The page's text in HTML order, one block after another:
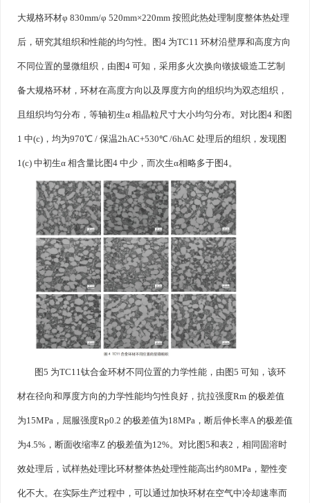
大规格环材φ 830mm/φ 520mm×220mm 按照此热处理制度整体热处理
后，研究其组织和性能的均匀性。图4 为TC11 环材沿壁厚和高度方向
不同位置的显微组织，由图4 可知，采用多火次换向镦拔锻造工艺制
备大规格环材，环材在高度方向以及厚度方向的组织均为双态组织，
且组织均匀分布，等轴初生α 相晶粒尺寸大小均匀分布。对比图4 和图
1 中(c)，均为970℃ / 保温2hAC+530℃ /6hAC 处理后的组织，发现图
1(c) 中初生α 相含量比图4 中少，而次生α相略多于图4。
图5 为TC11钛合金环材不同位置的力学性能，由图5 可知，该环
材在径向和厚度方向的力学性能均匀性良好，抗拉强度Rm 的极差值
为15MPa，屈服强度Rp0.2 的极差值为18MPa，断后伸长率A 的极差值
为4.5%，断面收缩率Z 的极差值为12%。对比图5和表2，相同固溶时
效处理后，试样热处理比环材整体热处理性能高出约80MPa，塑性变
化不大。在实际生产过程中，可以通过加快环材在空气中冷却速率而